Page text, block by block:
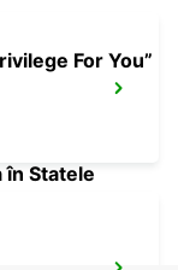
For You”
în Statele